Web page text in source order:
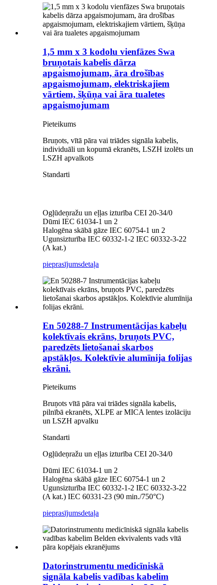
1,5 mm x 3 kodolu vienfāzes Swa
bruņotais kabelis dārza
apgaismojumam, āra drošības
apgaismojumam, elektriskajiem
vārtiem, šķūņa vai āra tualetes
apgaismojumam
Pieteikums
Bruņots, vītā pāra vai triādes signāla kabelis,
individuāli un kopumā ekranēts, LSZH izolēts un
LSZH apvalkots
Standarti
Ogļūdeņražu un eļļas izturība CEI 20-34/0
Dūmi IEC 61034-1 un 2
Halogēna skābā gāze IEC 60754-1 un 2
Ugunsizturība IEC 60332-1-2 IEC 60332-3-22
(A kat.)
pieprasījumsdetaļa
En 50288-7 Instrumentācijas kabeļu
kolektīvais ekrāns, bruņots PVC,
paredzēts lietošanai skarbos
apstākļos. Kolektīvie alumīnija folijas
ekrāni.
Pieteikums
Bruņots vītā pāra vai triādes signāla kabelis,
pilnībā ekranēts, XLPE ar MICA lentes izolāciju
un LSZH apvalku
Standarti
Ogļūdeņražu un eļļas izturība CEI 20-34/0
Dūmi IEC 61034-1 un 2
Halogēna skābā gāze IEC 60754-1 un 2
Ugunsizturība IEC 60332-1-2 IEC 60332-3-22
(A kat.) IEC 60331-23 (90 min./750°C)
pieprasījumsdetaļa
Datorinstrumentu medicīniskā
signāla kabelis vadības kabelim